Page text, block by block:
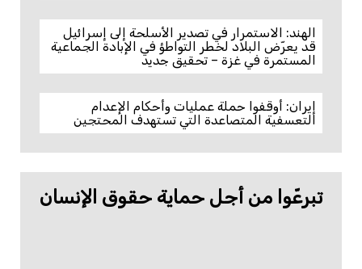
الهند: الاستمرار في تصدير الأسلحة إلى إسرائيل
قد يعرّض البلاد لخطر التواطؤ في الإبادة الجماعية
المستمرة في غزة – تحقيق جديد
إيران: أوقفوا حملة عمليات وأحكام الإعدام
التعسفية المتصاعدة التي تستهدف المحتجين
تبرعّوا من أجل حماية حقوق الإنسان